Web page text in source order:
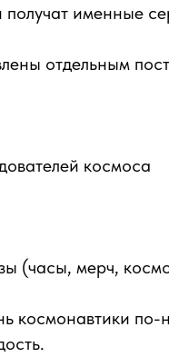
получат именные
отдельным
космоса
(часы, мерч,
космонавтики